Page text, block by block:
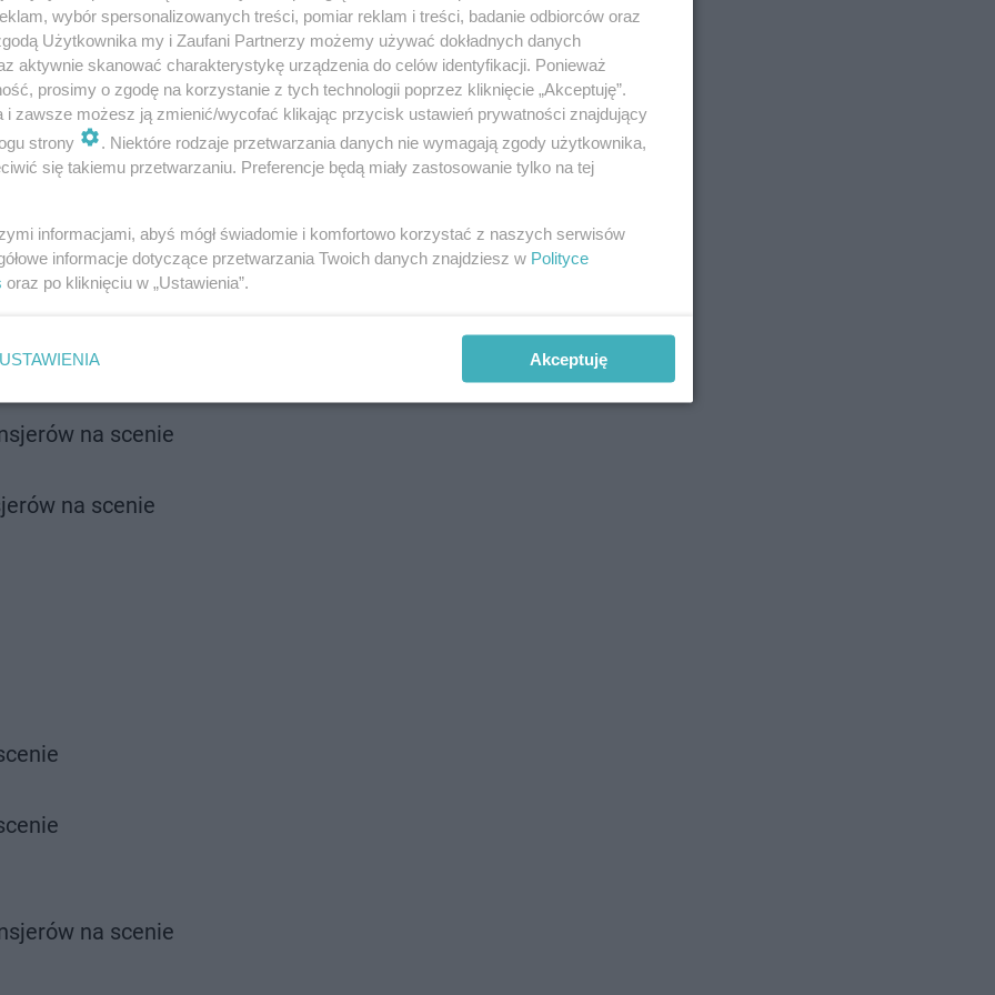
wydarzenia
wydarzeń. Oto szczegółowy plan wydarzenia:
na scenie
na scenie
na scenie
na scenie
na scenie
wybór spersonalizowanych treści, pomiar reklam i treści, badanie odbiorców oraz
Użytkownika my i Zaufani Partnerzy możemy używać dokładnych danych
aktywnie skanować charakterystykę urządzenia do celów identyfikacji. Ponieważ
prosimy o zgodę na korzystanie z tych technologii poprzez kliknięcie „Akceptuję”.
i zawsze możesz ją zmienić/wycofać klikając przycisk ustawień prywatności znajdujący
strony
. Niektóre rodzaje przetwarzania danych nie wymagają zgody użytkownika,
się takiemu przetwarzaniu. Preferencje będą miały zastosowanie tylko na tej
informacjami, abyś mógł świadomie i komfortowo korzystać z naszych serwisów
informacje dotyczące przetwarzania Twoich danych znajdziesz w Polityce
oraz po kliknięciu w „Ustawienia”.
USTAWIENIA Akceptuję